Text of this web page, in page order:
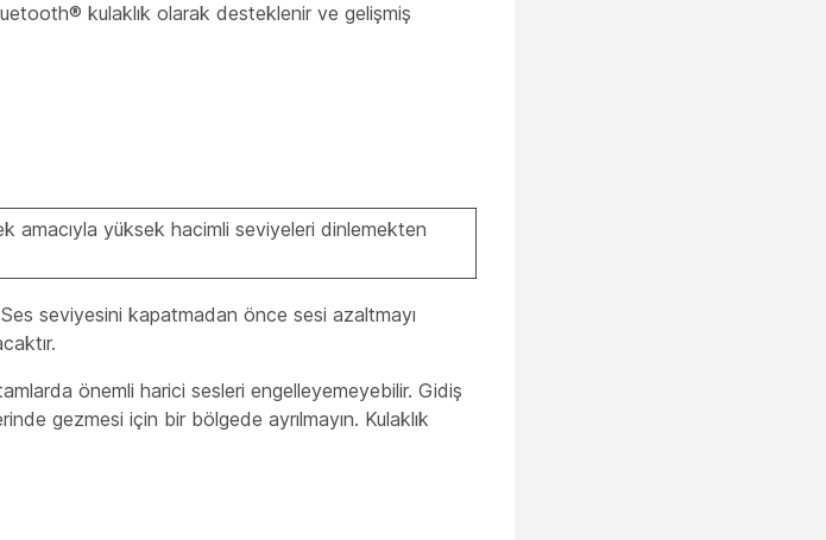
kulaklık olarak desteklenir ve gelişmiş
amacıyla yüksek hacimli seviyeleri dinlemekten
Ses seviyesini kapatmadan önce sesi azaltmayı
önemli harici sesleri engelleyemeyebilir. Gidiş
gezmesi için bir bölgede ayrılmayın. Kulaklık